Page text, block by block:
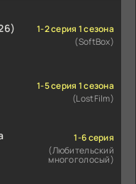
1-2 серия 1 сезона
(SoftBox)
1-5 серия 1 сезона
(LostFilm)
1-6 серия
(Любительский
многоголосый)